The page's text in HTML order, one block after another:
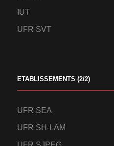
IUT
UFR SVT
ETABLISSEMENTS (2/2)
UFR SEA
UFR SH-LAM